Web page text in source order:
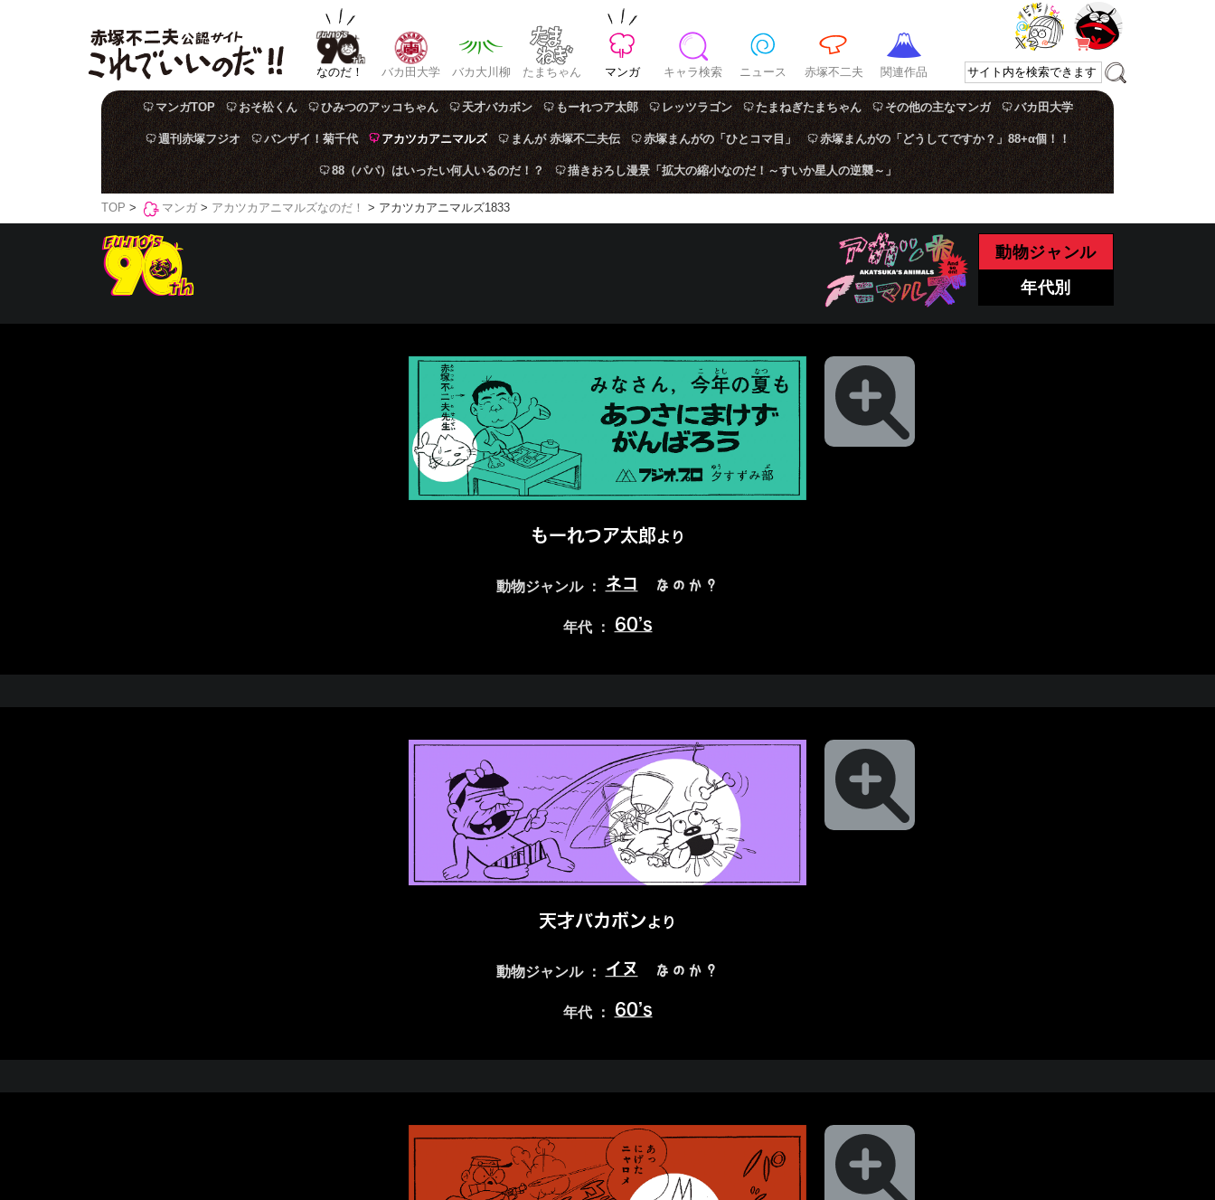
なのだ！ バカ田大学 バカ大川柳 たまちゃん マンガ キャラ検索 ニュース 赤塚不二夫 関連作品
マンガTOP おそ松くん ひみつのアッコちゃん 天才バカボン もーれつア太郎 レッツラゴン たまねぎたまちゃん その他の主なマンガ バカ田大学
週刊赤塚フジオ バンザイ！菊千代 アカツカアニマルズ まんが 赤塚不二夫伝 赤塚まんがの「ひとコマ目」 赤塚まんがの「どうしてですか？」88+α個！！
88（パパ）はいったい何人いるのだ！？ 描きおろし漫景「拡大の縮小なのだ！～すいか星人の逆襲～」
TOP > マンガ > アカツカアニマルズなのだ！ > アカツカアニマルズ1833
動物ジャンル
年代別
もーれつア太郎より
動物ジャンル ： ネコ なのか？
年代 ： 60’s
天才バカボンより
動物ジャンル ： イヌ なのか？
年代 ： 60’s